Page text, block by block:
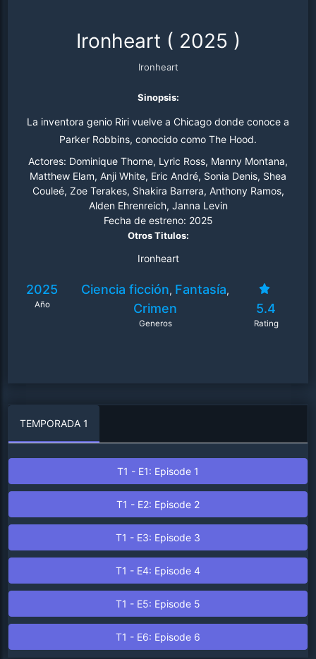
Ironheart ( 2025 )
Ironheart
Sinopsis:
La inventora genio Riri vuelve a Chicago donde conoce a
Parker Robbins, conocido como The Hood.
Actores: Dominique Thorne, Lyric Ross, Manny Montana,
Matthew Elam, Anji White, Eric André, Sonia Denis, Shea
Couleé, Zoe Terakes, Shakira Barrera, Anthony Ramos,
Alden Ehrenreich, Janna Levin
Fecha de estreno: 2025
Otros Titulos:
Ironheart
2025
Año
Ciencia ficción, Fantasía,
Crimen
Generos
5.4
Rating
TEMPORADA 1
T1 - E1: Episode 1
T1 - E2: Episode 2
T1 - E3: Episode 3
T1 - E4: Episode 4
T1 - E5: Episode 5
T1 - E6: Episode 6